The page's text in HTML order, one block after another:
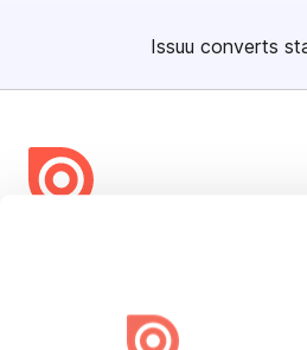
Issuu converts
Issuu turns PDFs and other files into